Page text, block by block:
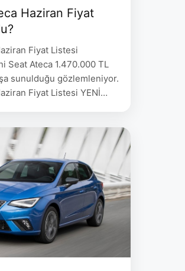
Haziran Fiyat
Fiyat Listesi
Seat Ateca 1.470.000 TL
sunulduğu gözlemleniyor.
Fiyat Listesi YENİ
Seat Ateca Teknik
GÜÇ(PS) 0-100
…